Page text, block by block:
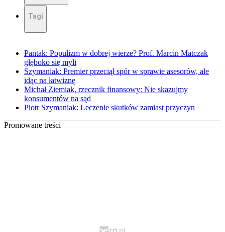
Tagi
Pantak: Populizm w dobrej wierze? Prof. Marcin Matczak
głęboko się myli
Szymaniak: Premier przeciął spór w sprawie asesorów, ale
idąc na łatwiznę
Michał Ziemiak, rzecznik finansowy: Nie skazujmy
konsumentów na sąd
Piotr Szymaniak: Leczenie skutków zamiast przyczyn
Promowane treści